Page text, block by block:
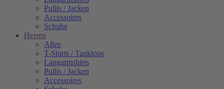
Pullis / Jacken
Accessoires
Schuhe
Herren
Alles
T-Shirts / Tanktops
Langarmshirts
Pullis / Jacken
Accessoires